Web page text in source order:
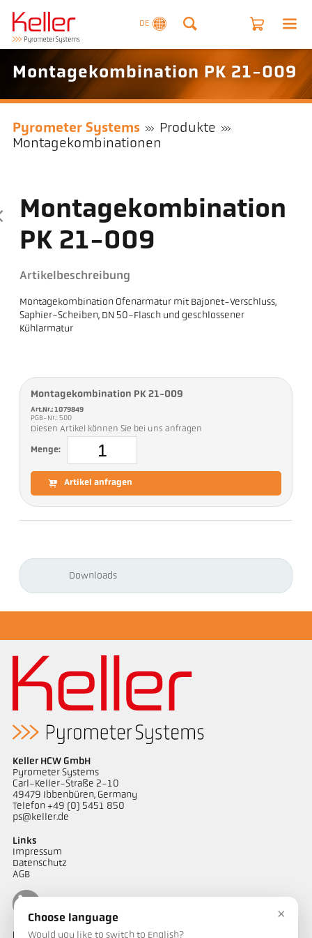
DE
Montagekombination PK 21-009
Pyrometer Systems
Produkte
Montagekombinationen
Montagekombination
PK 21-009
Artikelbeschreibung
Montagekombination Ofenarmatur mit Bajonet-Verschluss,
Saphier-Scheiben, DN 50-Flasch und geschlossener
Kühlarmatur
Montagekombination PK 21-009
Art.Nr.: 1079849
PGB-Nr.: 500
Diesen Artikel können Sie bei uns anfragen
Menge:
Artikel anfragen
Downloads
Keller HCW GmbH
Pyrometer Systems
Carl-Keller-Straße 2-10
49479 Ibbenbüren, Germany
Telefon +49 (0) 5451 850
ps@keller.de
Links
Impressum
Datenschutz
AGB
Kontakt
×
Choose language
Would you like to switch to English?